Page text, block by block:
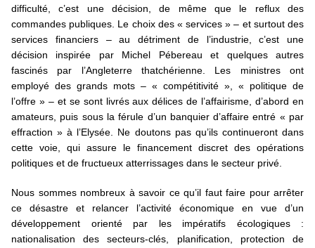
difficulté, c’est une décision, de même que le reflux des
commandes publiques. Le choix des « services » – et surtout des
services financiers – au détriment de l’industrie, c’est une
décision inspirée par Michel Pébereau et quelques autres
fascinés par l’Angleterre thatchérienne. Les ministres ont
employé des grands mots – « compétitivité », « politique de
l’offre » – et se sont livrés aux délices de l’affairisme, d’abord en
amateurs, puis sous la férule d’un banquier d’affaire entré « par
effraction » à l’Elysée. Ne doutons pas qu’ils continueront dans
cette voie, qui assure le financement discret des opérations
politiques et de fructueux atterrissages dans le secteur privé.
Nous sommes nombreux à savoir ce qu’il faut faire pour arrêter
ce désastre et relancer l’activité économique en vue d’un
développement orienté par les impératifs écologiques :
nationalisation des secteurs-clés, planification, protection de